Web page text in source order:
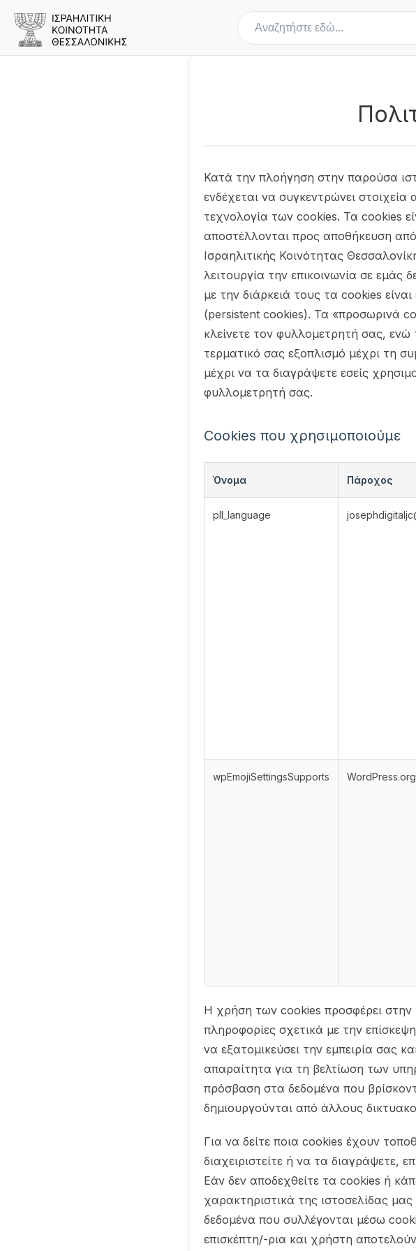
Κατά την πλοήγηση στην παρούσα
ενδέχεται να συγκεντρώνει
τεχνολογία των cookies. Τα cookies
αποστέλλονται προς αποθήκευση
Ισραηλιτικής Κοινότητας
λειτουργία την επικοινωνία σε
με την διάρκειά τους τα cookies
(persistent cookies). Τα «προσωρινά
κλείνετε τον φυλλομετρητή σας,
τερματικό σας εξοπλισμό μέχρι τη
μέχρι να τα διαγράψετε εσείς
φυλλομετρητή σας.
Cookies που χρησιμοποιούμε
Όνομα Πάροχος
pll_language
wpEmojiSettingsSupports WordPress.org
Η χρήση των cookies προσφέρει στην
πληροφορίες σχετικά με την
να εξατομικεύσει την εμπειρία σας
απαραίτητα για τη βελτίωση των
πρόσβαση στα δεδομένα που
δημιουργούνται από άλλους
Για να δείτε ποια cookies έχουν
διαχειριστείτε ή να τα διαγράψετε,
Εάν δεν αποδεχθείτε τα cookies ή
χαρακτηριστικά της ιστοσελίδας
δεδομένα που συλλέγονται μέσω
επισκέπτη/-ρια και χρήστη